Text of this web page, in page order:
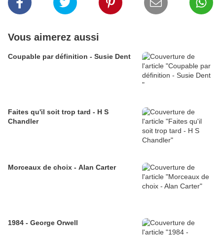
Vous aimerez aussi
Coupable par définition - Susie Dent
Faites qu'il soit trop tard - H S
Chandler
Morceaux de choix - Alan Carter
1984 - George Orwell